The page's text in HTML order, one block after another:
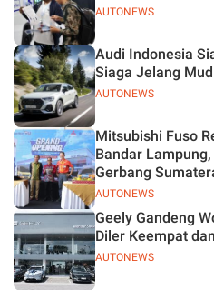
AUTONEWS
AUTONEWS
Audi Indonesia
Siaga Jelang
AUTONEWS
Mitsubishi Fuso
Bandar
Gerbang
AUTONEWS
Geely Gandeng
Diler Keempat